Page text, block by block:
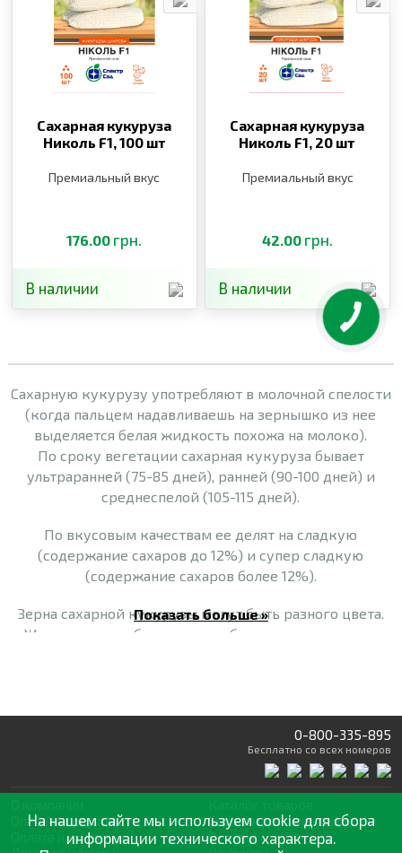
Сахарная кукуруза
Николь F1,100 шт
Премиальный вкус
176.00 грн.
В наличии
Сахарная кукуруза
Николь F1, 20 шт
Премиальный вкус
42.00 грн.
В наличии
Сахарную кукурузу употребляют в молочной спелости
(когда пальцем надавливаешь на зернышко из нее
выделяется белая жидкость похожа на молоко).
По сроку вегетации сахарная кукуруза бывает
ультраранней (75-85 дней), ранней (90-100 дней) и
среднеспелой (105-115 дней).
По вкусовым качествам ее делят на сладкую
(содержание сахаров до 12%) и супер сладкую
(содержание сахаров более 12%).
Зерна сахарной кукурузы могут быть разного цвета.
Желтые зерна обычно имеют большее содержание
сладкими, чем желтые.
Биколорная сахарная кукуруза – это кукуруза с
зернами, имеющими комбинацию желтого и белого
цвета, что придает ей визуальную привлекательность.
Зерно имеет нежную текстуру, очень нежное и
суперсладкое по вкусу.
Показать больше »
0-800-335-895
Бесплатно со всех номеров
Оптовая продажа
Оплата и доставка
Статьии рекомендации
Отзывы
На нашем сайте мы используем cookie для сбора
информации технического характера.